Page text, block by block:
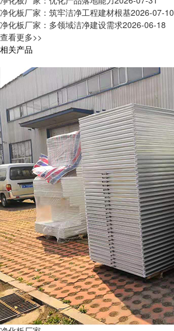
净化板厂家：筑牢洁净工程建材根基2026-07-10
净化板厂家：多领域洁净建设需求2026-06-18
查看更多>>
相关产品